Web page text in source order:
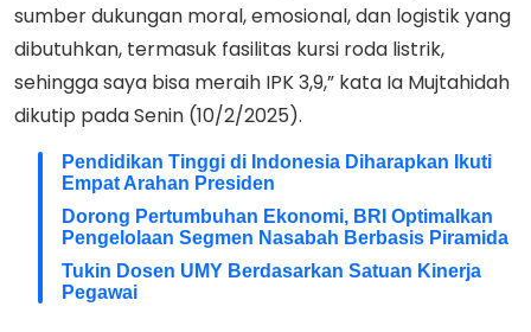
sumber dukungan moral, emosional, dan logistik yang
dibutuhkan, termasuk fasilitas kursi roda listrik,
sehingga saya bisa meraih IPK 3,9,” kata Ia Mujtahidah
dikutip pada Senin (10/2/2025).
Pendidikan Tinggi di Indonesia Diharapkan Ikuti
Empat Arahan Presiden
Dorong Pertumbuhan Ekonomi, BRI Optimalkan
Pengelolaan Segmen Nasabah Berbasis Piramida
Tukin Dosen UMY Berdasarkan Satuan Kinerja
Pegawai